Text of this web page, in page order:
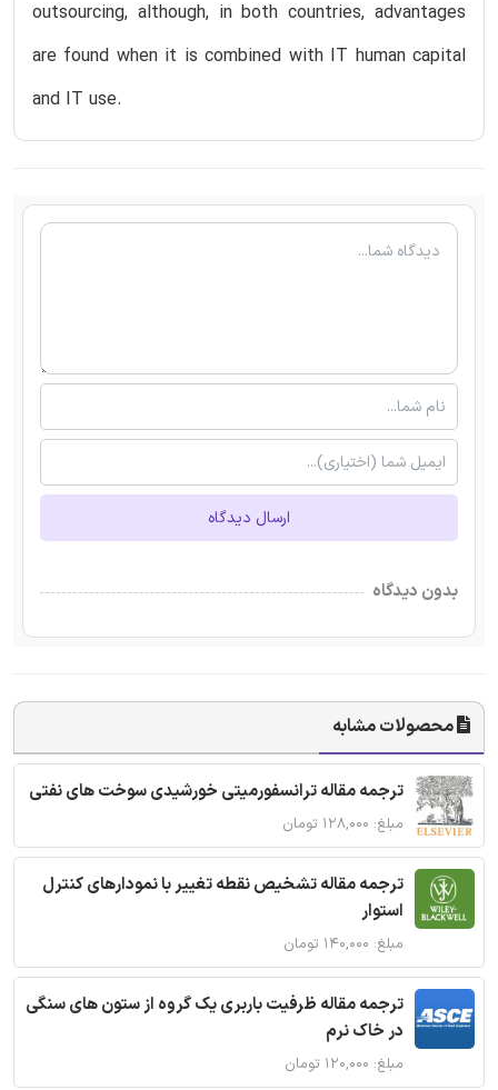
outsourcing, although, in both countries, advantages
are found when it is combined with IT human capital
and IT use.
ارسال دیدگاه
بدون دیدگاه
محصولات مشابه
ترجمه مقاله ترانسفورمیتی خورشیدی سوخت های نفتی
مبلغ: ۱۲۸,۰۰۰ تومان
ترجمه مقاله تشخیص نقطه تغییر با نمودارهای کنترل
استوار
مبلغ: ۱۴۰,۰۰۰ تومان
ترجمه مقاله ظرفیت باربری یک گروه از ستون های سنگی
در خاک نرم
مبلغ: ۱۲۰,۰۰۰ تومان